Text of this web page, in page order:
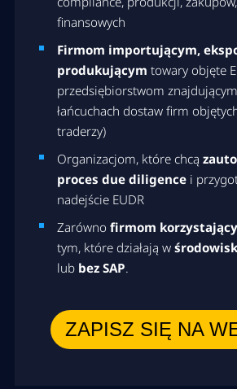
finansowych
Firmom importującym,
produkującymtowary objęte
przedsiębiorstwom
łańcuchach dostaw firm
traderzy)
Organizacjom, które chcą
proces due diligence i
nadejście EUDR
Zarównofirmom
tym, które działają w
lub bez SAP.
ZAPISZ SIĘ NA